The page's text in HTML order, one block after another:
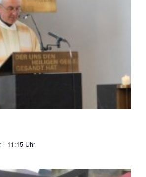
- 11:15 Uhr